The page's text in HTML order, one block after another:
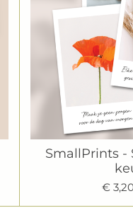
SmallPrints -
€